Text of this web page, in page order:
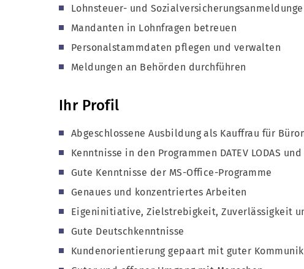
Lohnsteuer- und
Mandanten in Lohnfragen betreuen
Personalstammdaten pflegen und verwalten
Meldungen an Behörden durchführen
Ihr Profil
Abgeschlossene Ausbildung als Kauffrau für
Kenntnisse in den Programmen DATEV LODAS
Gute Kenntnisse der MS-Office-Programme
Genaues und konzentriertes Arbeiten
Eigeninitiative, Zielstrebigkeit, Zuverlässigkeit
Gute Deutschkenntnisse
Kundenorientierung gepaart mit guter